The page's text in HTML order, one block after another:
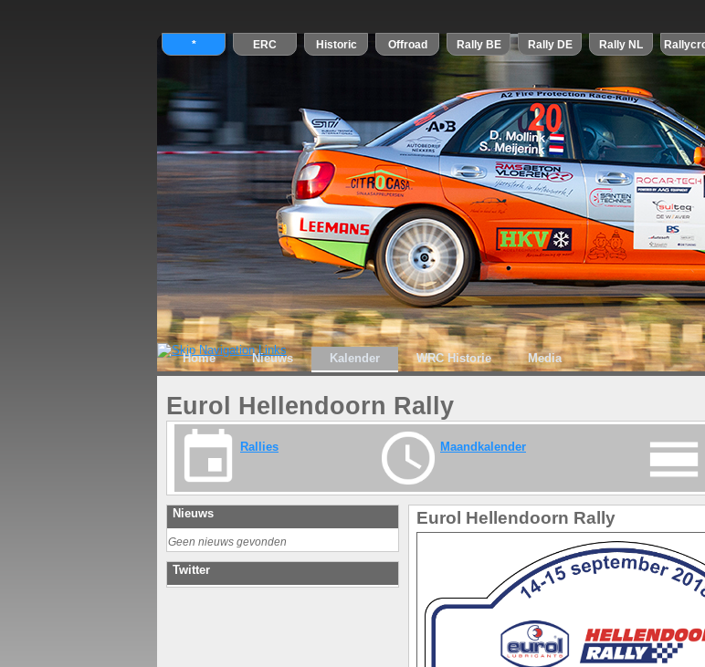
Home Nieuws Kalender WRC Historie Media
Eurol Hellendoorn Rally
Rallies Maandkalender
Nieuws
Geen nieuws gevonden
Twitter
Eurol Hellendoorn Rally